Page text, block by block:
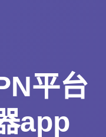
平台
app